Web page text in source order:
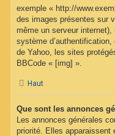
exemple « http://
des images présentes sur
même un serveur
système
de Yahoo, les sites
BBCode « [img] ».
Haut
Que sont les annonces
Les annonces générales
priorité. Elles apparaissent